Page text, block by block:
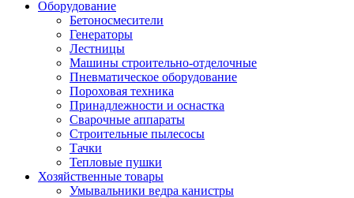
Оборудование
Бетоносмесители
Генераторы
Лестницы
Машины строительно-отделочные
Пневматическое оборудование
Пороховая техника
Принадлежности и оснастка
Сварочные аппараты
Строительные пылесосы
Тачки
Тепловые пушки
Хозяйственные товары
Умывальники ведра канистры